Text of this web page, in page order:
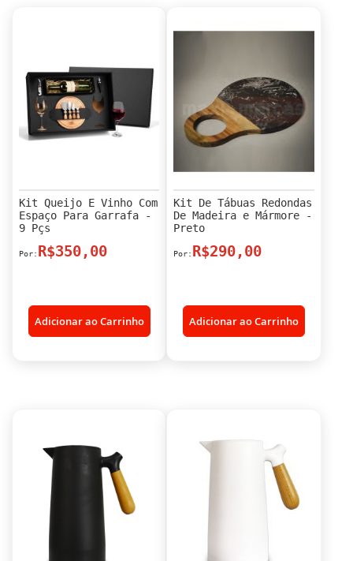
Kit Queijo E Vinho Com
Espaço Para Garrafa -
9 Pçs
R$350,00
Adicionar ao Carrinho
Kit De Tábuas Redondas
De Madeira e Mármore -
Preto
R$290,00
Adicionar ao Carrinho